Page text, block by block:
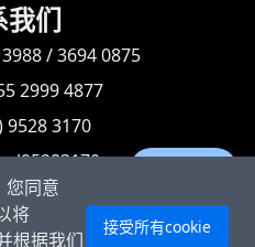
您同意
将
根据我们
接受所有cookie
我们
/ 3694 0875
2999 4877
9528 3170